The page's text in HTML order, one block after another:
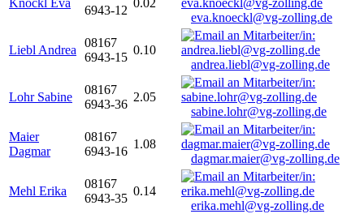
Knöckl Eva
6943-12
0.02
eva.knoeckl@vg-zolling.de
Liebl Andrea
08167
6943-15
0.10
andrea.liebl@vg-zolling.de
Lohr Sabine
08167
6943-36
2.05
sabine.lohr@vg-zolling.de
Maier
Dagmar
08167
6943-16
1.08
dagmar.maier@vg-zolling.de
Mehl Erika
08167
6943-35
0.14
erika.mehl@vg-zolling.de